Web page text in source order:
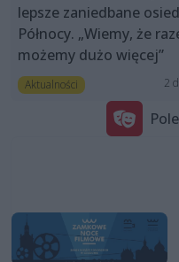
lepsze zaniedbane
Północy. „Wiemy, że
możemy dużo więcej”
Aktualności 2